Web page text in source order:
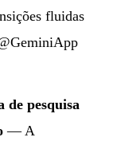
fluidas
pesquisa
— A